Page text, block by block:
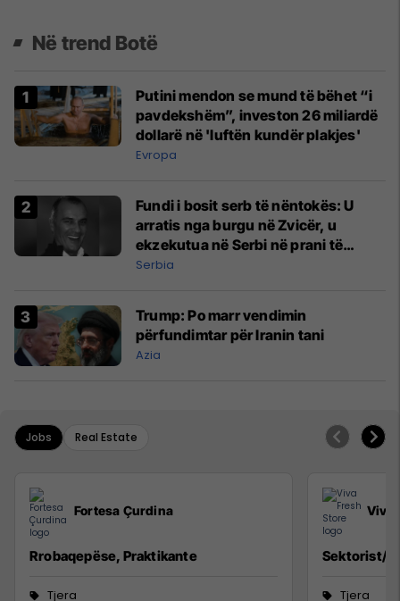
Në trend Botë
Putini mendon se mund të bëhet “i
pavdekshëm”, investon 26 miliardë
dollarë në 'luftën kundër plakjes'
Evropa
Fundi i bosit serb të nëntokës: U
arratis nga burgu në Zvicër, u
ekzekutua në Serbi në prani të
shefit të policisë
Serbia
Trump: Po marr vendimin
përfundimtar për Iranin tani
Azia
Jobs Real Estate
Fortesa Çurdina
Rrobaqepëse, Praktikante
Tjera
Viva
Sektorist/e
Tjera